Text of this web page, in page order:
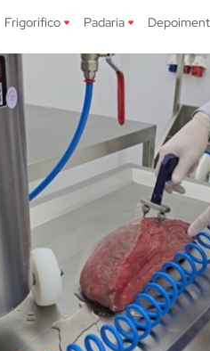
Frigorífico Padaria